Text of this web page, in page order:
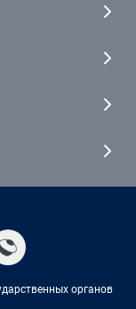
органов